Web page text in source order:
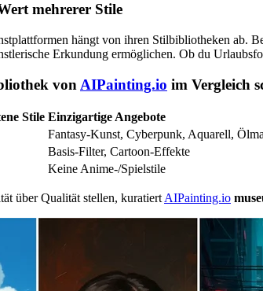
mehrerer Stile
hängt von ihren Stilbibliotheken ab.
Erkundung ermöglichen. Ob du
von AIPainting.io im Vergleich
Stile Einzigartige Angebote
Fantasy-Kunst, Cyberpunk, Aquarell,
Basis-Filter, Cartoon-Effekte
Keine Anime-/Spielstile
über Qualität stellen, kuratiertAIPainting.io